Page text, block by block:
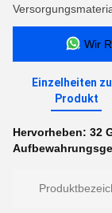
Wir
Einzelheiten
Produkt
Hervorheben: 32